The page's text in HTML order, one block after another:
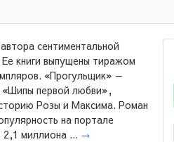
сентиментальной
книги выпущены тиражом
«Прогульщик» —
«Шипы первой любви»,
Розы и Максима. Роман
на портале
миллиона ... →